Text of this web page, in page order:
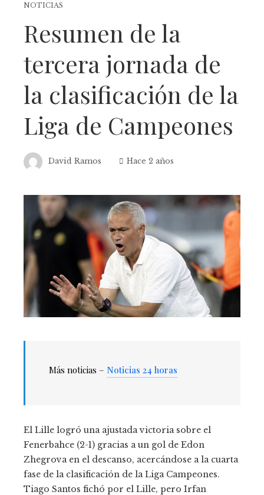
NOTICIAS
Resumen de la
tercera jornada de
la clasificación de la
Liga de Campeones
David Ramos Hace 2 años
Más noticias – Noticias 24 horas
El Lille logró una ajustada victoria sobre el
Fenerbahce (2-1) gracias a un gol de Edon
Zhegrova en el descanso, acercándose a la cuarta
fase de la clasificación de la Liga Campeones.
Tiago Santos fichó por el Lille, pero Irfan